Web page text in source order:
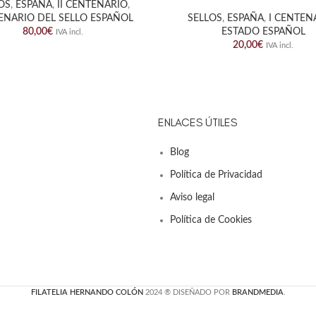
, ESPAÑA, II CENTENARIO,
DEL SELLO ESPAÑOL
80,00€ IVA incl.
SELLOS, ESPAÑA,
I
ESTADO ESPAÑOL
20,00€ IVA incl.
ENLACES ÚTILES
Blog
Política de Privacidad
Aviso legal
Política de Cookies
FILATELIA HERNANDO COLÓN 2024 ® DISEÑADO POR BRANDMEDIA